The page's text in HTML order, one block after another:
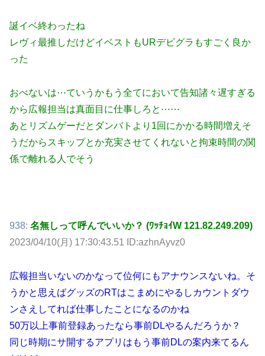
誕イベ終わったね
レヴィ最推しだけどイベストもURデビグラもすごく良か
った
おべないは⋯ていうかもう全てにおいて告知諸々遅すぎる
から広報担当は真面目に仕事しろと⋯⋯
あとリズムゲーだとダンバトより1回にかかる時間増えそ
うだからスキップとか充実させてくれないと拘束時間の関
係で離れる人でそう
938: 名無しって呼んでいいか？ (ﾜｯﾁｮｲW 121.82.249.209)
2023/04/10(月) 17:30:43.51 ID:azhnAyvz0
広報担当いないのかなって位何にもアナウンスないね。そ
うかと思えばグッズのRTはこまめにやるしカウントダウ
ンさえしてれば仕事したことになるのかね
50万以上事前登録あったなら事前DLやるんだろうか？
同じ時期にサ開するアプリはもう事前DLの案内来てるん